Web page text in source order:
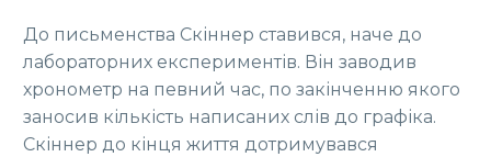
До письменства Скіннер ставився, наче до
лабораторних експериментів. Він заводив
хронометр на певний час, по закінченню якого
заносив кількість написаних слів до графіка.
Скіннер до кінця життя дотримувався